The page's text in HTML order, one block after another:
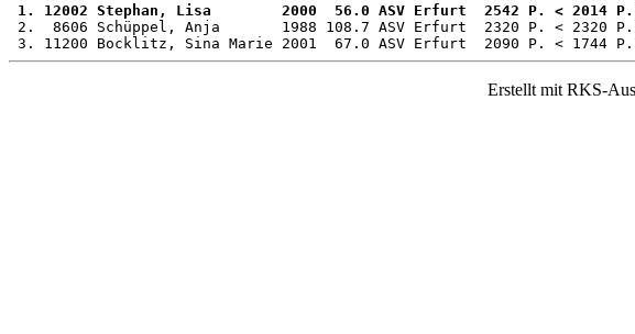
1. 12002 Stephan, Lisa        2000  56.0 ASV Erfurt  2542 P. < 2014
2.  8606 Schüppel, Anja       1988 108.7 ASV Erfurt  2320 P. < 2320
3. 11200 Bocklitz, Sina Marie 2001  67.0 ASV Erfurt  2090 P. < 1744
Erstellt mit RKS-